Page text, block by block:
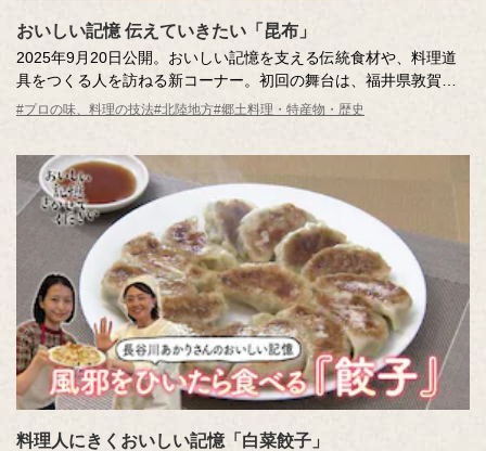
おいしい記憶 伝えていきたい「昆布」
2025年9月20日公開。おいしい記憶を支える伝統食材や、料理道
具をつくる人を訪ねる新コーナー。初回の舞台は、福井県敦賀市
に本店を構える、老舗昆布店・奥井海生堂へ。奥井隆社長に昆布
をはじめ昨年は黄綬褒章も受賞されたおぼろ昆布職人・髙橋衛さ
んに、匠の技とおぼろ昆布をつかった「おいしい記憶」を伺いま
す。
#プロの味、料理の技法#北陸地方#郷土料理・特産物・歴史
料理人にきくおいしい記憶「白菜餃子」